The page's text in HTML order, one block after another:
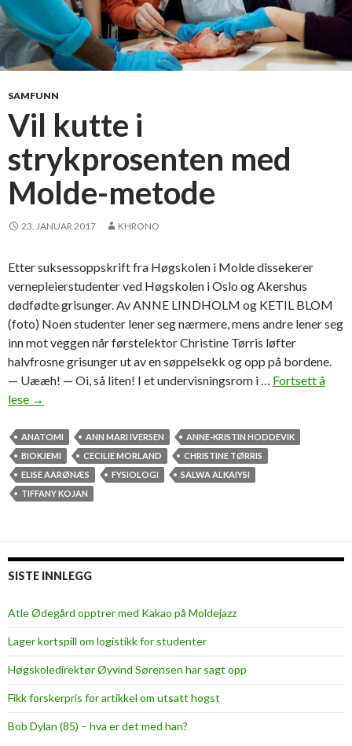
SAMFUNN
Vil kutte i
strykprosenten med
Molde-metode
23. JANUAR 2017 KHRONO
Etter suksessoppskrift fra Høgskolen i Molde dissekerer
vernepleierstudenter ved Høgskolen i Oslo og Akershus
dødfødte grisunger. Av ANNE LINDHOLM og KETIL BLOM
(foto) Noen studenter lener seg nærmere, mens andre lener seg
inn mot veggen når førstelektor Christine Tørris løfter
halvfrosne grisunger ut av en søppelsekk og opp på bordene.
— Uææh! — Oi, så liten! I et undervisningsrom i … Fortsett å
lese V
l
k
u
t
s
r
y
k
p
r
o
s
→
ANATOMI ANN MARI IVERSEN
ANNE-KRISTIN HODDEVIK
BIOKJEMI
CECILIE MORLAND
CHRISTINE TØRRIS
ELISE AARØNÆS
FYSIOLOGI
SALWA ALKAIYSI
TIFFANY KOJAN
SISTE INNLEGG
Atle Ødegård opptrer med Kakao på Moldejazz
Lager kortspill om logistikk for studenter
Høgskoledirektør Øyvind Sørensen har sagt opp
Fikk forskerpris for artikkel om utsatt hogst
Bob Dylan (85) – hva er det med han?